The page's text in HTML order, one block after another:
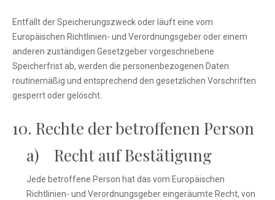
Entfällt der Speicherungszweck oder läuft eine vom
Europäischen Richtlinien- und Verordnungsgeber oder einem
anderen zuständigen Gesetzgeber vorgeschriebene
Speicherfrist ab, werden die personenbezogenen Daten
routinemäßig und entsprechend den gesetzlichen Vorschriften
gesperrt oder gelöscht.
10. Rechte der betroffenen Person
a) Recht auf Bestätigung
Jede betroffene Person hat das vom Europäischen
Richtlinien- und Verordnungsgeber eingeräumte Recht, von